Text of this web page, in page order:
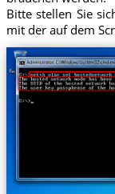
Bitte stellen Sie
mit der auf dem